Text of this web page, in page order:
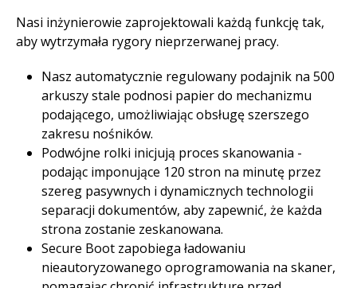
Nasi inżynierowie zaprojektowali każdą funkcję tak,
aby wytrzymała rygory nieprzerwanej pracy. ​
Nasz automatycznie regulowany podajnik na 500
arkuszy stale podnosi papier do mechanizmu
podającego, umożliwiając obsługę szerszego
zakresu nośników. ​
Podwójne rolki inicjują proces skanowania -
podając imponujące 120 stron na minutę przez
szereg pasywnych i dynamicznych technologii
separacji dokumentów, aby zapewnić, że każda
strona zostanie zeskanowana.​
Secure Boot zapobiega ładowaniu
nieautoryzowanego oprogramowania na skaner,